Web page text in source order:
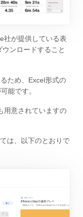
社が提供している表
ンロードすること
ため、Excel形式の
能です。
用意されていますの
は、以下のとおりで